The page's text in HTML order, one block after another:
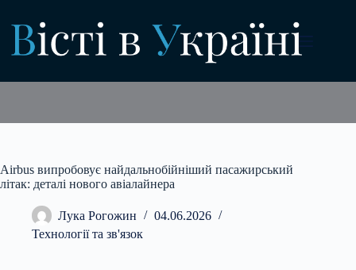
вмісту
Airbus випробовує найдальнобійніший пасажирський
літак: деталі нового авіалайнера
Лука Рогожин
04.06.2026
Технології та зв'язок